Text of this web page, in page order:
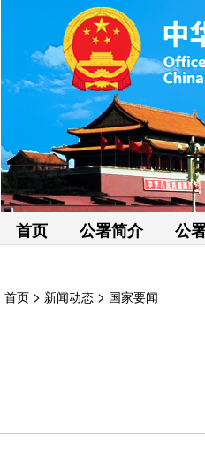
首页 公署简介 公
首页 > 新闻动态 > 国家要闻